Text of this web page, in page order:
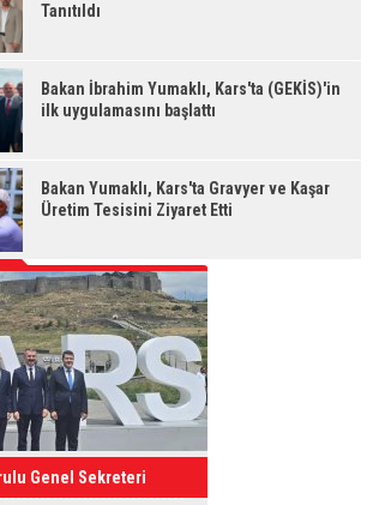
Tanıtıldı
Bakan İbrahim Yumaklı, Kars'ta (GEKİS)'in
ilk uygulamasını başlattı
Bakan Yumaklı, Kars'ta Gravyer ve Kaşar
Üretim Tesisini Ziyaret Etti
Genel Sekreteri